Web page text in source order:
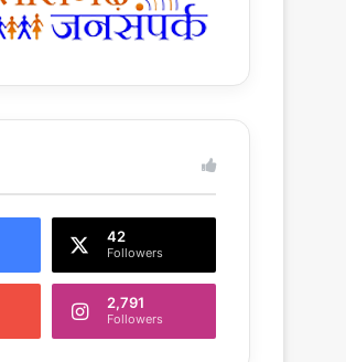
42
Followers
2,791
Followers